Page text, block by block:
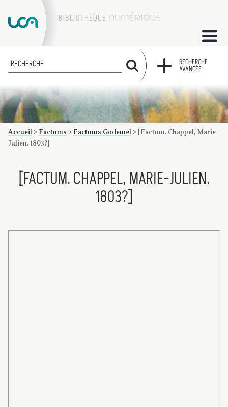
ACCUEIL
COLLECTIONS
FACTUMS
Les factums à la BU
Présentation du corpus de factums de la collection Marie
Bibliographie
Glossaire
Index de recherche
RECHERCHE
RECHERCHE
AVANCÉE
Accueil > Factums > Factums Godemel > [Factum. Chappel, Marie-
Julien. 1803?]
[FACTUM. CHAPPEL, MARIE-JULIEN.
1803?]